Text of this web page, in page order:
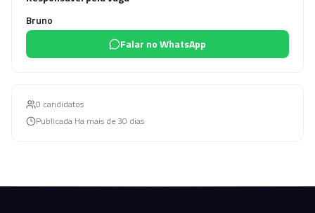
Bruno
Falar no WhatsApp
0 candidatos
Publicada Ha mais de 30 dias